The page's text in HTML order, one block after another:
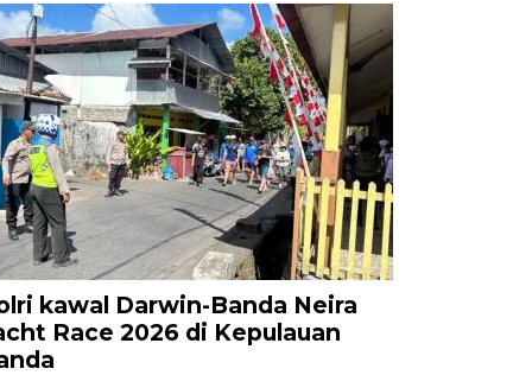
kawal Darwin-Banda Neira
Race 2026 di Kepulauan